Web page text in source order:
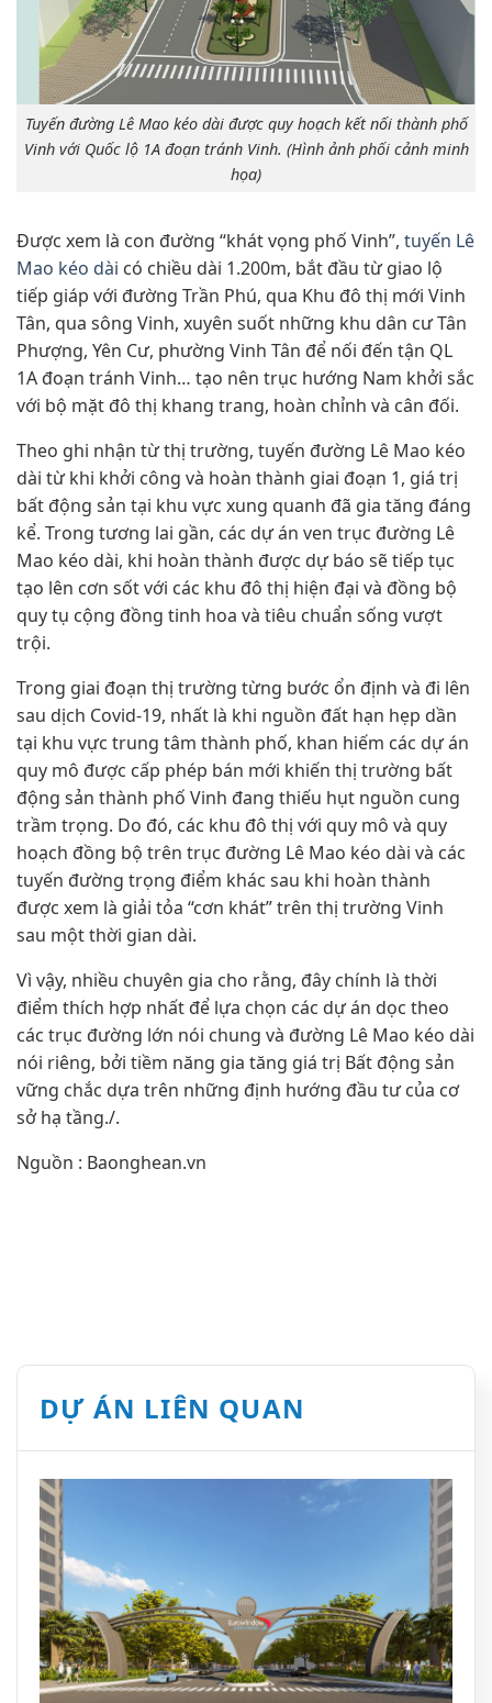
Tuyến đường Lê Mao kéo dài được quy hoạch kết nối thành phố
Vinh với Quốc lộ 1A đoạn tránh Vinh. (Hình ảnh phối cảnh minh
họa)
Được xem là con đường “khát vọng phố Vinh”, tuyến Lê
Mao kéo dài có chiều dài 1.200m, bắt đầu từ giao lộ
tiếp giáp với đường Trần Phú, qua Khu đô thị mới Vinh
Tân, qua sông Vinh, xuyên suốt những khu dân cư Tân
Phượng, Yên Cư, phường Vinh Tân để nối đến tận QL
1A đoạn tránh Vinh… tạo nên trục hướng Nam khởi sắc
với bộ mặt đô thị khang trang, hoàn chỉnh và cân đối.
Theo ghi nhận từ thị trường, tuyến đường Lê Mao kéo
dài từ khi khởi công và hoàn thành giai đoạn 1, giá trị
bất động sản tại khu vực xung quanh đã gia tăng đáng
kể. Trong tương lai gần, các dự án ven trục đường Lê
Mao kéo dài, khi hoàn thành được dự báo sẽ tiếp tục
tạo lên cơn sốt với các khu đô thị hiện đại và đồng bộ
quy tụ cộng đồng tinh hoa và tiêu chuẩn sống vượt
trội.
Trong giai đoạn thị trường từng bước ổn định và đi lên
sau dịch Covid-19, nhất là khi nguồn đất hạn hẹp dần
tại khu vực trung tâm thành phố, khan hiếm các dự án
quy mô được cấp phép bán mới khiến thị trường bất
động sản thành phố Vinh đang thiếu hụt nguồn cung
trầm trọng. Do đó, các khu đô thị với quy mô và quy
hoạch đồng bộ trên trục đường Lê Mao kéo dài và các
tuyến đường trọng điểm khác sau khi hoàn thành
được xem là giải tỏa “cơn khát” trên thị trường Vinh
sau một thời gian dài.
Vì vậy, nhiều chuyên gia cho rằng, đây chính là thời
điểm thích hợp nhất để lựa chọn các dự án dọc theo
các trục đường lớn nói chung và đường Lê Mao kéo dài
nói riêng, bởi tiềm năng gia tăng giá trị Bất động sản
vững chắc dựa trên những định hướng đầu tư của cơ
sở hạ tầng./.
Nguồn : Baonghean.vn
DỰ ÁN LIÊN QUAN